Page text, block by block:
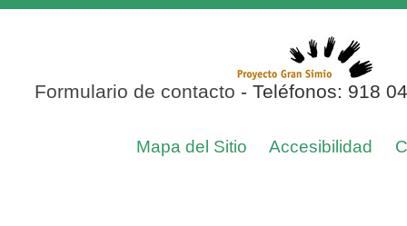
Formulario de contacto - Teléfonos: 918
Mapa del Sitio Accesibilidad